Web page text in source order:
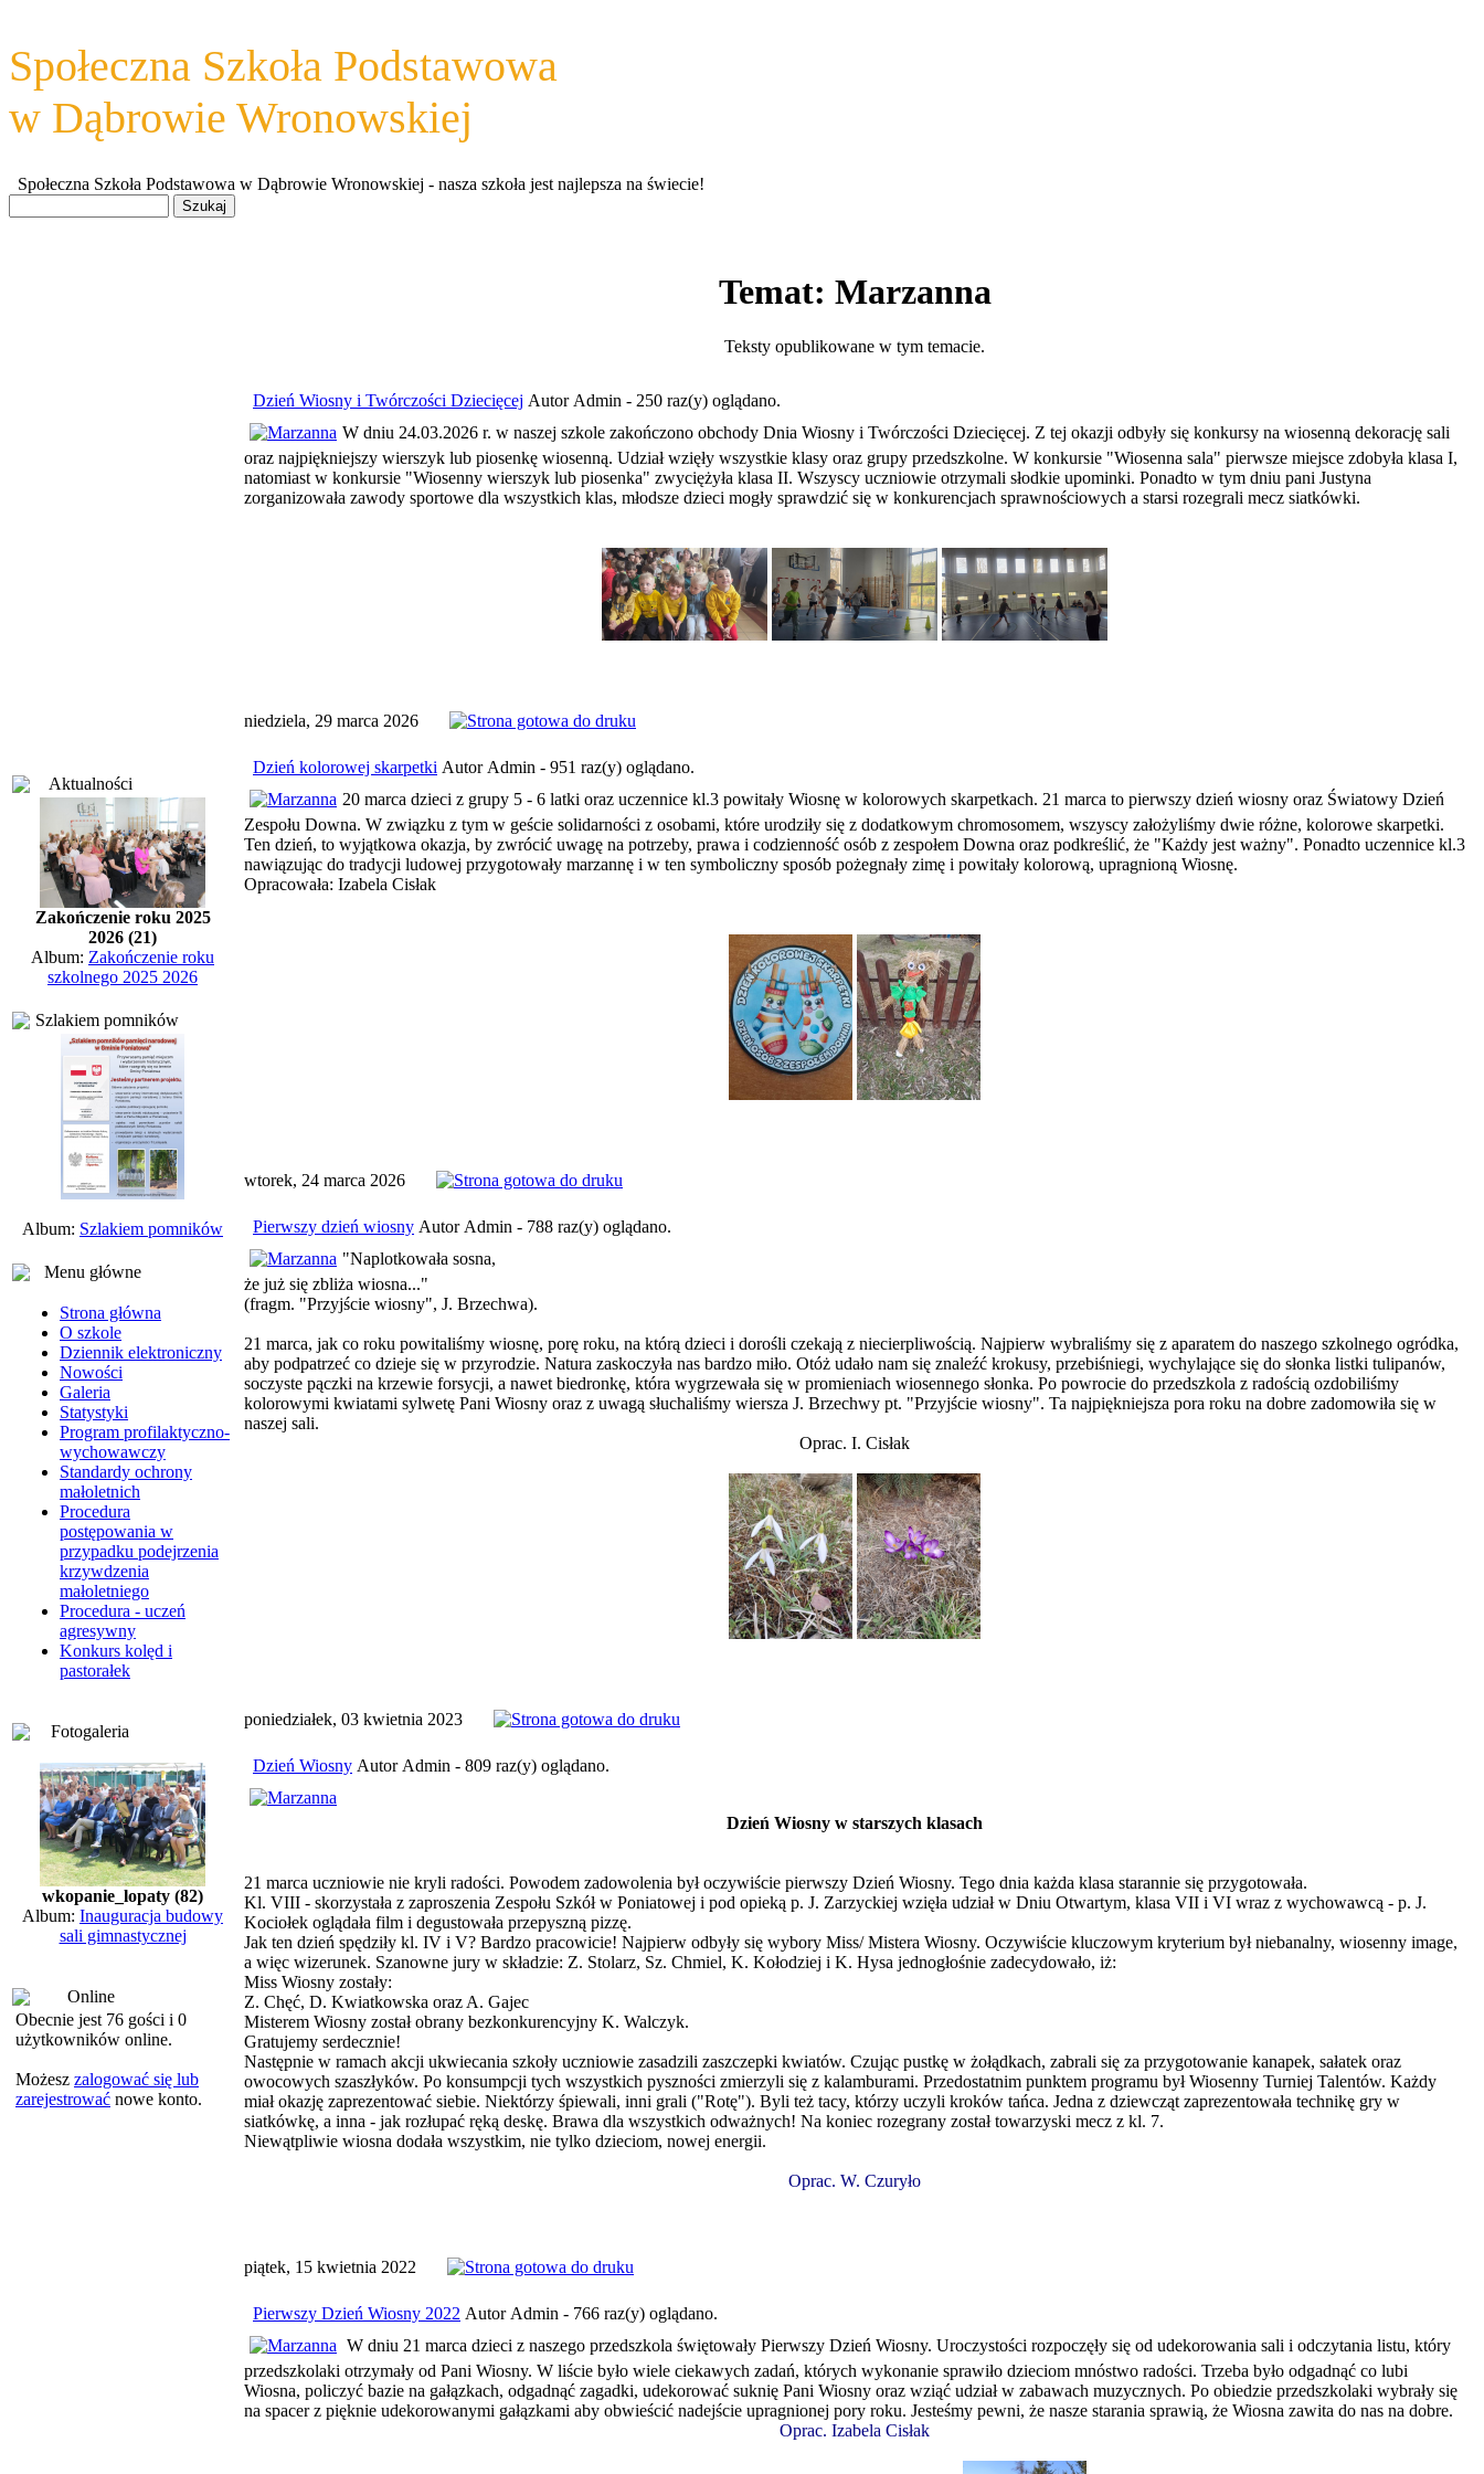
Społeczna Szkoła Podstawowa
w Dąbrowie Wronowskiej
Społeczna Szkoła Podstawowa w Dąbrowie Wronowskiej - nasza szkoła jest najlepsza na świecie!
Aktualności
Zakończenie roku 2025
2026 (21)
Album: Zakończenie roku
szkolnego 2025 2026
Szlakiem pomników
Album: Szlakiem pomników
Menu główne
Strona główna
O szkole
Dziennik elektroniczny
Nowości
Galeria
Statystyki
Program profilaktyczno-
wychowawczy
Standardy ochrony
małoletnich
Procedura
postępowania w
przypadku podejrzenia
krzywdzenia
małoletniego
Procedura - uczeń
agresywny
Konkurs kolęd i
pastorałek
Fotogaleria
wkopanie_lopaty (82)
Album: Inauguracja budowy
sali gimnastycznej
Online
Obecnie jest 76 gości i 0
użytkowników online.
Możesz zalogować się lub
zarejestrować nowe konto.
Temat: Marzanna
Teksty opublikowane w tym temacie.
Dzień Wiosny i Twórczości Dziecięcej Autor Admin - 250 raz(y) oglądano.
W dniu 24.03.2026 r. w naszej szkole zakończono obchody Dnia Wiosny i Twórczości Dziecięcej. Z tej okazji odbyły się konkursy na wiosenną dekorację sali
oraz najpiękniejszy wierszyk lub piosenkę wiosenną. Udział wzięły wszystkie klasy oraz grupy przedszkolne. W konkursie "Wiosenna sala" pierwsze miejsce zdobyła klasa I,
natomiast w konkursie "Wiosenny wierszyk lub piosenka" zwyciężyła klasa II. Wszyscy uczniowie otrzymali słodkie upominki. Ponadto w tym dniu pani Justyna
zorganizowała zawody sportowe dla wszystkich klas, młodsze dzieci mogły sprawdzić się w konkurencjach sprawnościowych a starsi rozegrali mecz siatkówki.
niedziela, 29 marca 2026
Dzień kolorowej skarpetki Autor Admin - 951 raz(y) oglądano.
20 marca dzieci z grupy 5 - 6 latki oraz uczennice kl.3 powitały Wiosnę w kolorowych skarpetkach. 21 marca to pierwszy dzień wiosny oraz Światowy Dzień
Zespołu Downa. W związku z tym w geście solidarności z osobami, które urodziły się z dodatkowym chromosomem, wszyscy założyliśmy dwie różne, kolorowe skarpetki.
Ten dzień, to wyjątkowa okazja, by zwrócić uwagę na potrzeby, prawa i codzienność osób z zespołem Downa oraz podkreślić, że "Każdy jest ważny". Ponadto uczennice kl.3
nawiązując do tradycji ludowej przygotowały marzannę i w ten symboliczny sposób pożegnały zimę i powitały kolorową, upragnioną Wiosnę.
Opracowała: Izabela Cisłak
wtorek, 24 marca 2026
Pierwszy dzień wiosny Autor Admin - 788 raz(y) oglądano.
"Naplotkowała sosna,
że już się zbliża wiosna..."
(fragm. "Przyjście wiosny", J. Brzechwa).
21 marca, jak co roku powitaliśmy wiosnę, porę roku, na którą dzieci i dorośli czekają z niecierpliwością. Najpierw wybraliśmy się z aparatem do naszego szkolnego ogródka,
aby podpatrzeć co dzieje się w przyrodzie. Natura zaskoczyła nas bardzo miło. Otóż udało nam się znaleźć krokusy, przebiśniegi, wychylające się do słonka listki tulipanów,
soczyste pączki na krzewie forsycji, a nawet biedronkę, która wygrzewała się w promieniach wiosennego słonka. Po powrocie do przedszkola z radością ozdobiliśmy
kolorowymi kwiatami sylwetę Pani Wiosny oraz z uwagą słuchaliśmy wiersza J. Brzechwy pt. "Przyjście wiosny". Ta najpiękniejsza pora roku na dobre zadomowiła się w
naszej sali.
Oprac. I. Cisłak
poniedziałek, 03 kwietnia 2023
Dzień Wiosny Autor Admin - 809 raz(y) oglądano.
Dzień Wiosny w starszych klasach
21 marca uczniowie nie kryli radości. Powodem zadowolenia był oczywiście pierwszy Dzień Wiosny. Tego dnia każda klasa starannie się przygotowała.
Kl. VIII - skorzystała z zaproszenia Zespołu Szkół w Poniatowej i pod opieką p. J. Zarzyckiej wzięła udział w Dniu Otwartym, klasa VII i VI wraz z wychowawcą - p. J.
Kociołek oglądała film i degustowała przepyszną pizzę.
Jak ten dzień spędziły kl. IV i V? Bardzo pracowicie! Najpierw odbyły się wybory Miss/ Mistera Wiosny. Oczywiście kluczowym kryterium był niebanalny, wiosenny image,
a więc wizerunek. Szanowne jury w składzie: Z. Stolarz, Sz. Chmiel, K. Kołodziej i K. Hysa jednogłośnie zadecydowało, iż:
Miss Wiosny zostały:
Z. Chęć, D. Kwiatkowska oraz A. Gajec
Misterem Wiosny został obrany bezkonkurencyjny K. Walczyk.
Gratujemy serdecznie!
Następnie w ramach akcji ukwiecania szkoły uczniowie zasadzili zaszczepki kwiatów. Czując pustkę w żołądkach, zabrali się za przygotowanie kanapek, sałatek oraz
owocowych szaszłyków. Po konsumpcji tych wszystkich pyszności zmierzyli się z kalamburami. Przedostatnim punktem programu był Wiosenny Turniej Talentów. Każdy
miał okazję zaprezentować siebie. Niektórzy śpiewali, inni grali ("Rotę"). Byli też tacy, którzy uczyli kroków tańca. Jedna z dziewcząt zaprezentowała technikę gry w
siatkówkę, a inna - jak rozłupać ręką deskę. Brawa dla wszystkich odważnych! Na koniec rozegrany został towarzyski mecz z kl. 7.
Niewątpliwie wiosna dodała wszystkim, nie tylko dzieciom, nowej energii.
Oprac. W. Czuryło
piątek, 15 kwietnia 2022
Pierwszy Dzień Wiosny 2022 Autor Admin - 766 raz(y) oglądano.
W dniu 21 marca dzieci z naszego przedszkola świętowały Pierwszy Dzień Wiosny. Uroczystości rozpoczęły się od udekorowania sali i odczytania listu, który
przedszkolaki otrzymały od Pani Wiosny. W liście było wiele ciekawych zadań, których wykonanie sprawiło dzieciom mnóstwo radości. Trzeba było odgadnąć co lubi
Wiosna, policzyć bazie na gałązkach, odgadnąć zagadki, udekorować suknię Pani Wiosny oraz wziąć udział w zabawach muzycznych. Po obiedzie przedszkolaki wybrały się
na spacer z pięknie udekorowanymi gałązkami aby obwieścić nadejście upragnionej pory roku. Jesteśmy pewni, że nasze starania sprawią, że Wiosna zawita do nas na dobre.
Oprac. Izabela Cisłak